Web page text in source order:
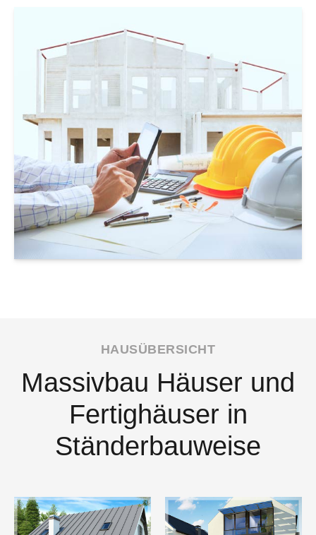
HAUSÜBERSICHT
Massivbau Häuser und
Fertighäuser in
Ständerbauweise